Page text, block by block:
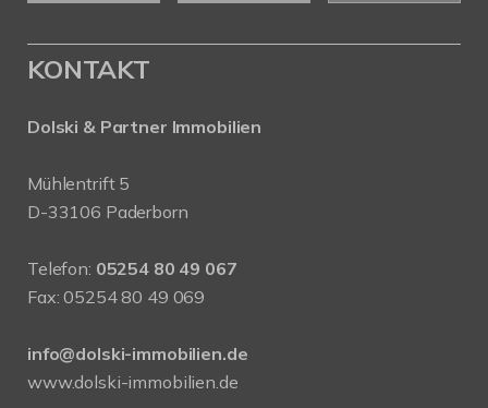
KONTAKT
Dolski & Partner Immobilien
Mühlentrift 5
D-33106 Paderborn
Telefon: 05254 80 49 067
Fax: 05254 80 49 069
info@dolski-immobilien.de
www.dolski-immobilien.de